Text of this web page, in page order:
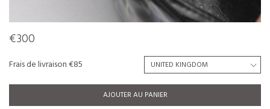
€300
Frais de livraison €85
AJOUTER AU PANIER